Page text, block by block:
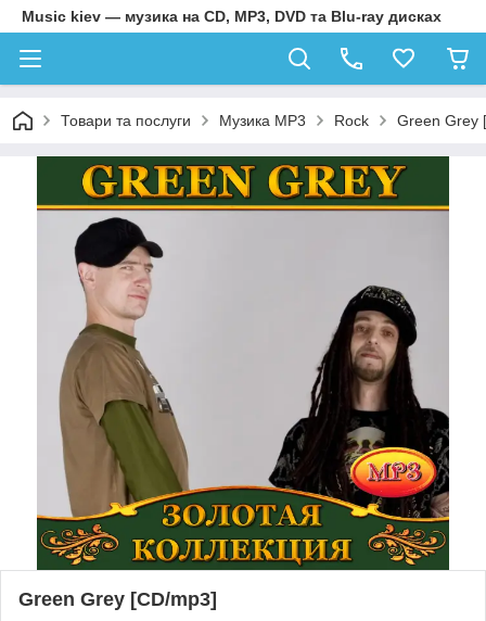
Music kiev — музика на CD, MP3, DVD та Blu-ray дисках
Товари та послуги Музика MP3 Rock Green Grey
Green Grey [CD/mp3]